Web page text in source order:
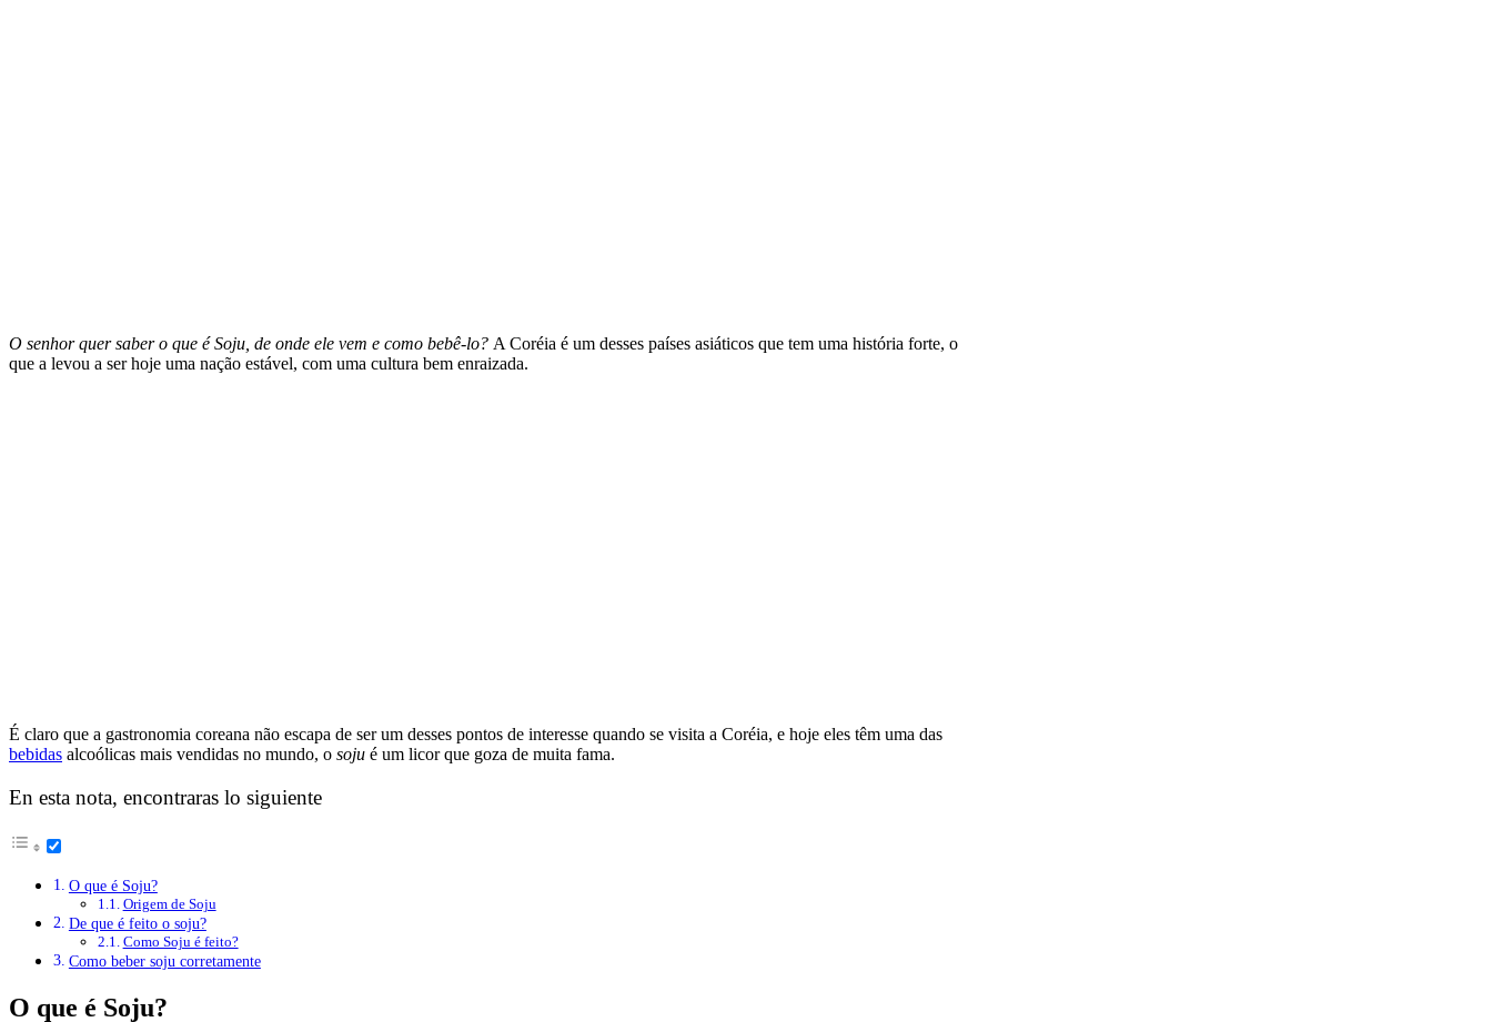
O senhor quer saber o que é Soju, de onde ele vem e como bebê-lo? A Coréia é um desses países asiáticos que tem uma história forte, o
que a levou a ser hoje uma nação estável, com uma cultura bem enraizada.
É claro que a gastronomia coreana não escapa de ser um desses pontos de interesse quando se visita a Coréia, e hoje eles têm uma das
bebidas alcoólicas mais vendidas no mundo, o soju é um licor que goza de muita fama.
En esta nota, encontraras lo siguiente
O que é Soju?
Origem de Soju
De que é feito o soju?
Como Soju é feito?
Como beber soju corretamente
O que é Soju?